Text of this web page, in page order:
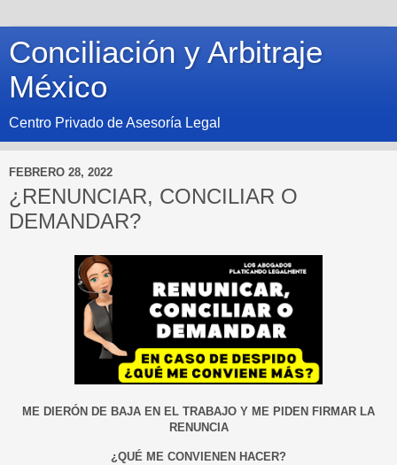
Conciliación y Arbitraje
México
Centro Privado de Asesoría Legal
FEBRERO 28, 2022
¿RENUNCIAR, CONCILIAR O
DEMANDAR?
ME DIERÓN DE BAJA EN EL TRABAJO Y ME PIDEN FIRMAR LA
RENUNCIA
¿QUÉ ME CONVIENEN HACER?